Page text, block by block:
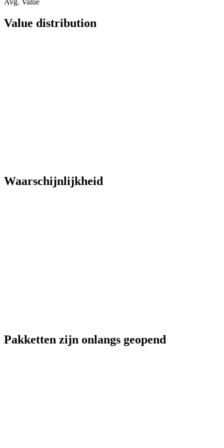
Value distribution
Waarschijnlijkheid
Pakketten zijn onlangs geopend